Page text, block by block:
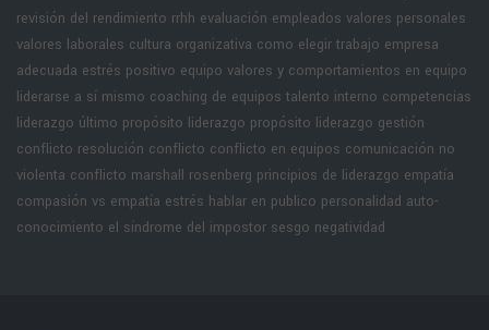
revisión del rendimiento rrhh evaluación empleados valores personales
valores laborales cultura organizativa como elegir trabajo empresa
adecuada estrés positivo equipo valores y comportamientos en equipo
liderarse a sí mismo coaching de equipos talento interno competencias
liderazgo último propósito liderazgo propósito liderazgo gestión
conflicto resolución conflicto conflicto en equipos comunicación no
violenta conflicto marshall rosenberg principios de liderazgo empatía
compasión vs empatía estrés hablar en publico personalidad auto-
conocimiento el síndrome del impostor sesgo negatividad